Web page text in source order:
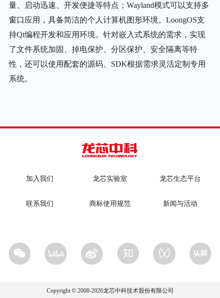
量、启动迅速、开发便捷等特点；Wayland模式可以支持多
窗口应用，具备简洁的个人计算机图形环境。LoongOS支
持Qt编程开发和应用环境。针对嵌入式系统的需求，实现
了文件系统加固、掉电保护、分区保护、安全隔离等特
性，还可以使用配套的源码、SDK根据需求灵活定制专用
系统。
加入我们 龙芯实验室 龙芯生态平台
联系我们 商标使用规范 新闻与活动
Copyright © 2008-2026龙芯中科技术股份有限公司